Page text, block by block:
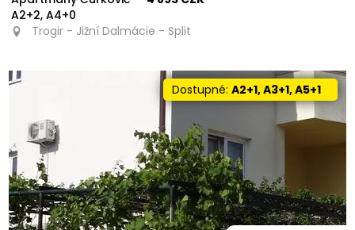
A2+2, A4+0
Trogir - Jižní Dalmácie - Split
Dostupné:A2+1, A3+1, A5+1